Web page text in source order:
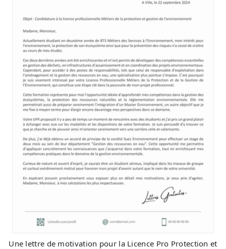
Une lettre de motivation pour la Licence Pro Protection et